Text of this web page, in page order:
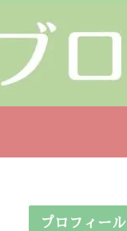
プロフィール